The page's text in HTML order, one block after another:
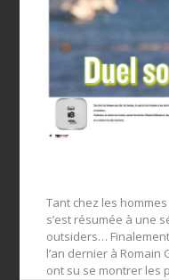
Tant chez les
s’est résumée à une
outsiders…
l’an dernier à Romain
ont su se montrer les